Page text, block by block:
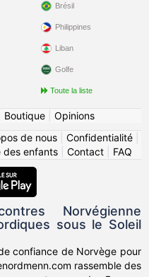
Brésil
Philippines
Liban
Golfe
Toute la liste
Boutique| Opinions
de nous Confidentialité
des enfants| Contact| FAQ
Norvégienne
sous le Soleil
confiance de Norvège pour
rassemble des